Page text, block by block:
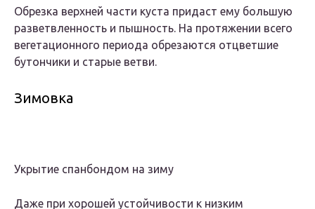
Обрезка верхней части куста придаст ему большую
разветвленность и пышность. На протяжении всего
вегетационного периода обрезаются отцветшие
бутончики и старые ветви.
Зимовка
Укрытие спанбондом на зиму
Даже при хорошей устойчивости к низким